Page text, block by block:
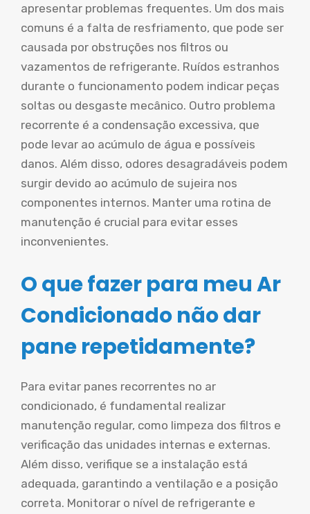
apresentar problemas frequentes. Um dos mais
comuns é a falta de resfriamento, que pode ser
causada por obstruções nos filtros ou
vazamentos de refrigerante. Ruídos estranhos
durante o funcionamento podem indicar peças
soltas ou desgaste mecânico. Outro problema
recorrente é a condensação excessiva, que
pode levar ao acúmulo de água e possíveis
danos. Além disso, odores desagradáveis podem
surgir devido ao acúmulo de sujeira nos
componentes internos. Manter uma rotina de
manutenção é crucial para evitar esses
inconvenientes.
O que fazer para meu Ar
Condicionado não dar
pane repetidamente?
Para evitar panes recorrentes no ar
condicionado, é fundamental realizar
manutenção regular, como limpeza dos filtros e
verificação das unidades internas e externas.
Além disso, verifique se a instalação está
adequada, garantindo a ventilação e a posição
correta. Monitorar o nível de refrigerante e